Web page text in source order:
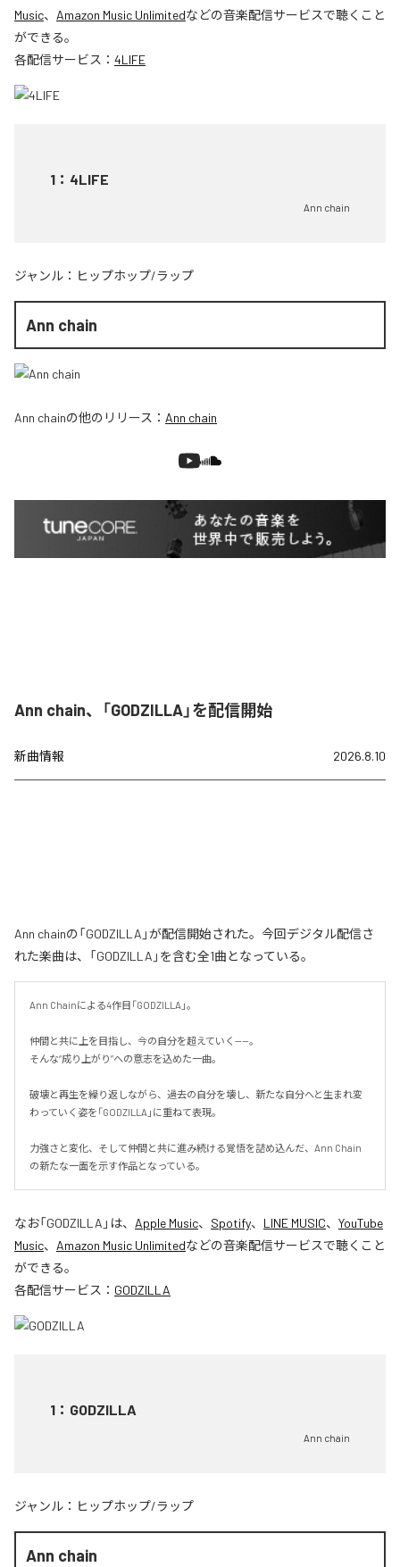
Music、 Amazon Music Unlimitedなどの音楽配信サービスで聴くこと
ができる。
各配信サービス： 4LIFE
1 ： 4LIFE
Ann chain
ジャンル： ヒップホップ/ラップ
Ann chain
Ann chainの他のリリース： Ann chain
Ann chain、「GODZILLA」を配信開始
新曲情報 2026.8.10
Ann chainの「GODZILLA」が配信開始された。今回デジタル配信さ
れた楽曲は、「GODZILLA」を含む全1曲となっている。
Ann Chainによる4作目「GODZILLA」。
仲間と共に上を目指し、今の自分を超えていく——。
そんな“成り上がり”への意志を込めた一曲。
破壊と再生を繰り返しながら、過去の自分を壊し、新たな自分へと生まれ変
わっていく姿を「GODZILLA」に重ねて表現。
力強さと変化、そして仲間と共に進み続ける覚悟を詰め込んだ、Ann Chain
の新たな一面を示す作品となっている。
なお「GODZILLA 」は、 Apple Music、 Spotify、 LINE MUSIC、 YouTube
Music、 Amazon Music Unlimitedなどの音楽配信サービスで聴くこと
ができる。
各配信サービス： GODZILLA
1 ： GODZILLA
Ann chain
ジャンル： ヒップホップ/ラップ
Ann chain